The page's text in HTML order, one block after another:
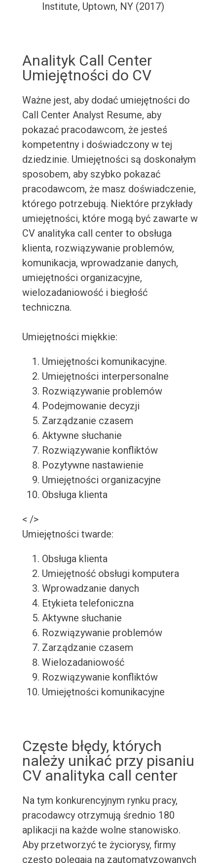
Institute, Uptown, NY (2017)
Analityk Call Center
Umiejętności do CV
Ważne jest, aby dodać umiejętności do
Call Center Analyst Resume, aby
pokazać pracodawcom, że jesteś
kompetentny i doświadczony w tej
dziedzinie. Umiejętności są doskonałym
sposobem, aby szybko pokazać
pracodawcom, że masz doświadczenie,
którego potrzebują. Niektóre przykłady
umiejętności, które mogą być zawarte w
CV analityka call center to obsługa
klienta, rozwiązywanie problemów,
komunikacja, wprowadzanie danych,
umiejętności organizacyjne,
wielozadaniowość i biegłość
techniczna.
Umiejętności miękkie:
Umiejętności komunikacyjne.
Umiejętności interpersonalne
Rozwiązywanie problemów
Podejmowanie decyzji
Zarządzanie czasem
Aktywne słuchanie
Rozwiązywanie konfliktów
Pozytywne nastawienie
Umiejętności organizacyjne
Obsługa klienta
< />
Umiejętności twarde:
Obsługa klienta
Umiejętność obsługi komputera
Wprowadzanie danych
Etykieta telefoniczna
Aktywne słuchanie
Rozwiązywanie problemów
Zarządzanie czasem
Wielozadaniowość
Rozwiązywanie konfliktów
Umiejętności komunikacyjne
Częste błędy, których
należy unikać przy pisaniu
CV analityka call center
Na tym konkurencyjnym rynku pracy,
pracodawcy otrzymują średnio 180
aplikacji na każde wolne stanowisko.
Aby przetworzyć te życiorysy, firmy
często polegają na zautomatyzowanych